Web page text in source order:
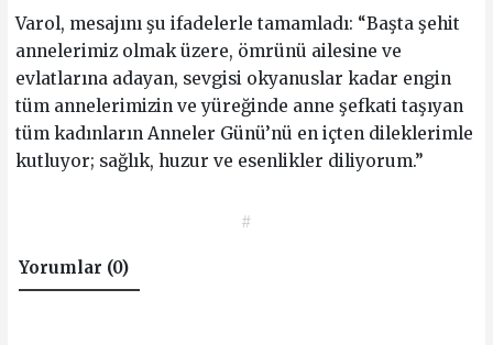
Varol, mesajını şu ifadelerle tamamladı: “Başta şehit
annelerimiz olmak üzere, ömrünü ailesine ve
evlatlarına adayan, sevgisi okyanuslar kadar engin
tüm annelerimizin ve yüreğinde anne şefkati taşıyan
tüm kadınların Anneler Günü’nü en içten dileklerimle
kutluyor; sağlık, huzur ve esenlikler diliyorum.”
#
Yorumlar (0)